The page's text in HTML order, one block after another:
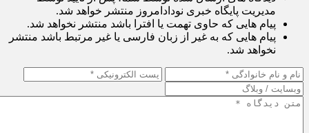
مدیریت پایگاه خبری نودادامروز منتشر خواهد شد.
پیام هایی که حاوی تهمت یا افترا باشد منتشر نخواهد شد.
پیام هایی که به غیر از زبان فارسی یا غیر مرتبط باشد منتشر
نخواهد شد.